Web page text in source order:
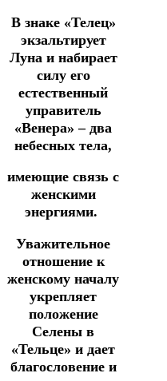
В знаке «Телец»
экзальтирует
Луна и набирает
силу его
естественный
управитель
«Венера» – два
небесных тела,
имеющие связь с
женскими
энергиями.
Уважительное
отношение к
женскому началу
укрепляет
положение
Селены в
«Тельце» и дает
благословение и